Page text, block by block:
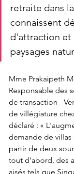
retraite dans
connaissent
d'attraction et
paysages
Mme Prakaipeth
Responsable des
de transaction -
de villégiature
déclaré : «
demande de villas
partir de deux
tout d'abord, des
aisés tels que